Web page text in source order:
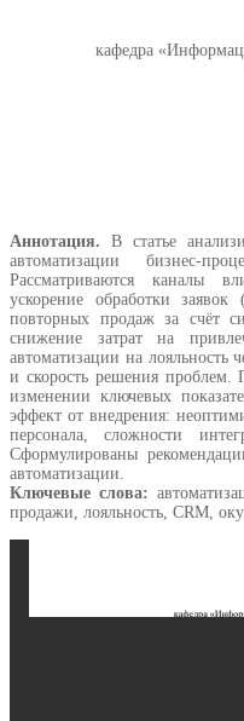
кафедра
Аннотация. В статье
автоматизации бизнес-
Рассматриваются каналы
ускорение обработки
повторных продаж за счёт
снижение затрат на
автоматизации на лояльность
и скорость решения проблем.
изменении ключевых
эффект от внедрения:
персонала, сложности
Сформулированы
автоматизации.
Ключевые слова:
продажи, лояльность, CRM,